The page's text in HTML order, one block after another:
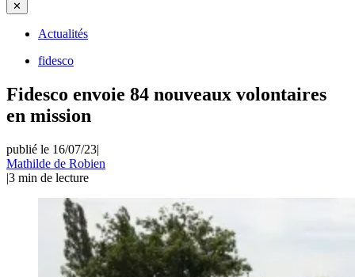
✕
Actualités
fidesco
Fidesco envoie 84 nouveaux volontaires
en mission
publié le 16/07/23|
Mathilde de Robien
|3 min de lecture